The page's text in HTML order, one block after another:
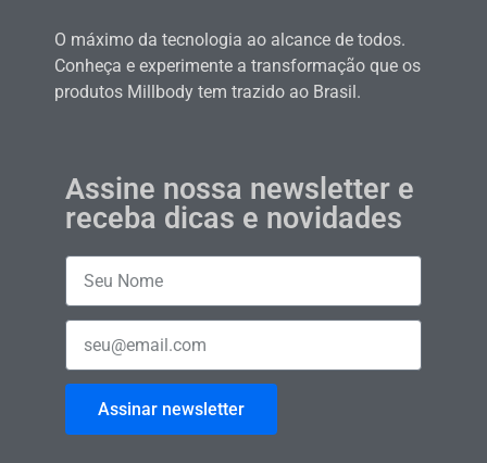
O máximo da tecnologia ao alcance de todos.
Conheça e experimente a transformação que os
produtos Millbody tem trazido ao Brasil.
Assine nossa newsletter e
receba dicas e novidades
Assinar newsletter